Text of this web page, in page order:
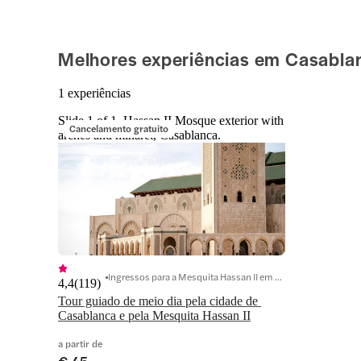
Melhores experiências em
1 experiências
Cancelamento gratuito
Slide 1 of 1, Hassan II Mosque exterior with
arches and minaret, Casablanca.
Tour guiado de meio dia pela cidade de
Casablanca e pela Mesquita Hassan II
4,4(119) Ingressos para a Mesquita Hassan II em Casablanca
a partir de